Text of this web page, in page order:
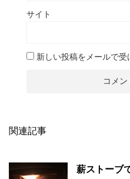
サイト
新しい投稿をメールで受
関連記事
薪ストーブ